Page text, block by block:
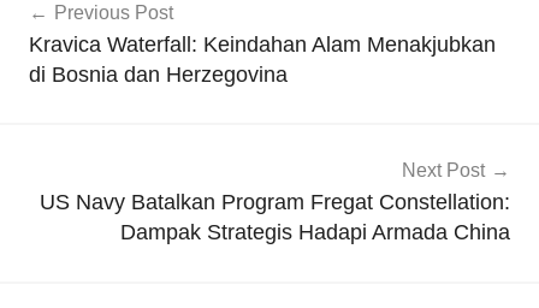
pos
Previous Post
Kravica Waterfall: Keindahan Alam Menakjubkan
di Bosnia dan Herzegovina
Next Post
US Navy Batalkan Program Fregat Constellation:
Dampak Strategis Hadapi Armada China